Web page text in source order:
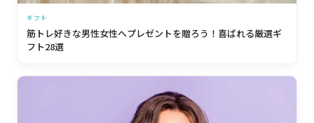
ギフト
筋トレ好きな男性女性へプレゼントを贈ろう！喜ばれる厳選ギ
フト28選